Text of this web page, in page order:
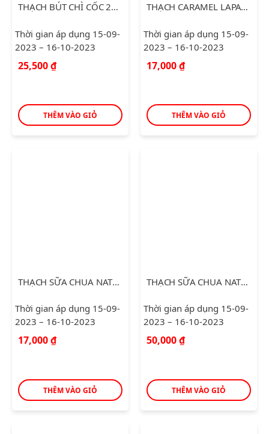
THẠCH BÚT CHÌ CỐC 22 CÂY
Thời gian áp dụng 15-09-
2023 – 16-10-2023
25,500₫
THÊM VÀO GIỎ
THẠCH CARAMEL LAPATIE TÚI 400G
Thời gian áp dụng 15-09-
2023 – 16-10-2023
17,000₫
THÊM VÀO GIỎ
THẠCH SỮA CHUA NATTY LONG HẢI TÚI 432G
Thời gian áp dụng 15-09-
2023 – 16-10-2023
17,000₫
THÊM VÀO GIỎ
THẠCH SỮA CHUA NATTY 972G
Thời gian áp dụng 15-09-
2023 – 16-10-2023
50,000₫
THÊM VÀO GIỎ